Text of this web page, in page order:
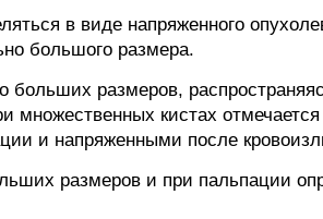
в виде напряженного
большого размера.
больших размеров,
множественных кистах
и напряженными после
размеров и при пальпации